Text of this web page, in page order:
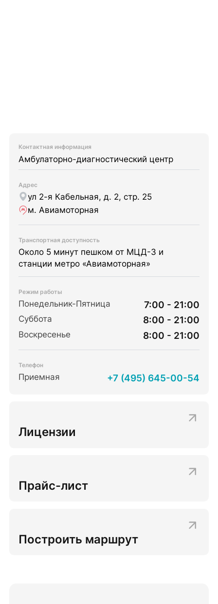
Контактная информация
Амбулаторно-диагностический центр
Адрес
ул 2-я Кабельная, д. 2, стр. 25
м. Авиамоторная
Транспортная доступность
Около 5 минут пешком от МЦД-3 и
станции метро «Авиамоторная»
Режим работы
Понедельник-Пятница 7:00 - 21:00
Суббота 8:00 - 21:00
Воскресенье 8:00 - 21:00
Телефон
Приемная +7 (495) 645-00-54
Лицензии
Прайс-лист
Построить маршрут